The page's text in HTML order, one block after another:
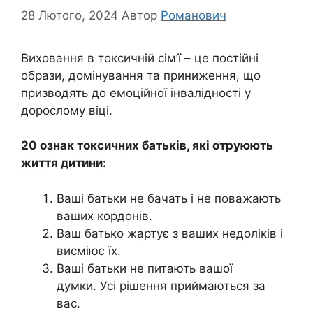
28 Лютого, 2024 Автор Романович
Виховання в токсичній сім’ї – це постійні
образи, домінування та приниження, що
призводять до емоційної інвалідності у
дорослому віці.
20 ознак токсичних батьків, які отруюють
життя дитини:
Ваші батьки не бачать і не поважають
ваших кордонів.
Ваш батько жартує з ваших недоліків і
висміює їх.
Ваші батьки не питають вашої
думки. Усі рішення приймаються за
вас.